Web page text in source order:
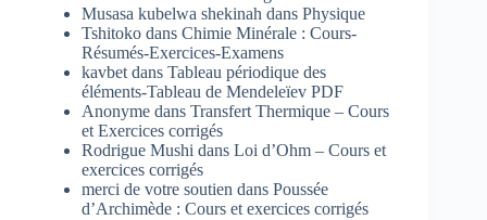
Musasa kubelwa shekinah dans Physique
Tshitoko dans Chimie Minérale : Cours-
Résumés-Exercices-Examens
kavbet dans Tableau périodique des
éléments-Tableau de Mendeleïev PDF
Anonyme dans Transfert Thermique – Cours
et Exercices corrigés
Rodrigue Mushi dans Loi d’Ohm – Cours et
exercices corrigés
merci de votre soutien dans Poussée
d’Archimède : Cours et exercices corrigés